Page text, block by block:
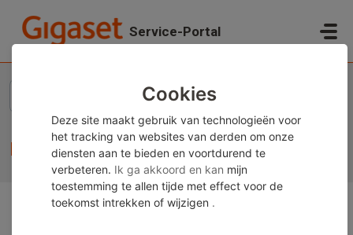
Service-Portal
Draadloze telefoons
Cookies
Deze site maakt gebruik van technologieën voor
het tracking van websites van derden om onze
diensten aan te bieden en voortdurend te
verbeteren. Ik ga akkoord en kan mijn
toestemming te allen tijde met effect voor de
toekomst intrekken of wijzigen .